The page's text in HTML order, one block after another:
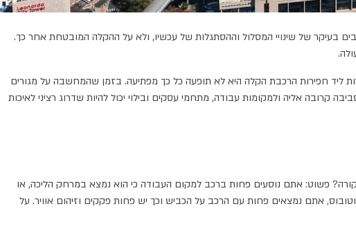
של שינויי המסלול וההסתגלות של עכשיו, ולא על ההקלה המובטחת אחר כך.
חושבים על זה שוב, רכישת דירות ליד חפירות הרכבת הקלה היא לא תופעה כל כך מפתיעה. בזמן שהמחשבה על מגורים
אליה ולמקומות עבודה, מתחמי עסקים ובילוי יכול להיות שדרוג רציני לאיכות
פשוט: אתם נוסעים פחות ברכב למקום העבודה כי הוא נמצא במרחק הליכה, או
אתם נמצאים פחות עם הרכב על הכביש וכך יש פחות פקקים וזיהום אוויר. על